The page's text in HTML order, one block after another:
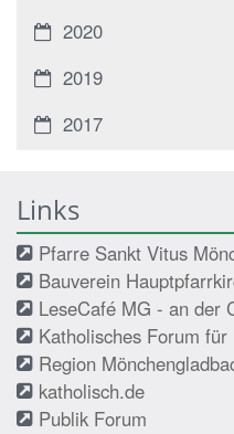
2020
2019
2017
Links
Pfarre Sankt Vitus
Bauverein
LeseCafé MG - an der
Katholisches Forum
Region
katholisch.de
Publik Forum